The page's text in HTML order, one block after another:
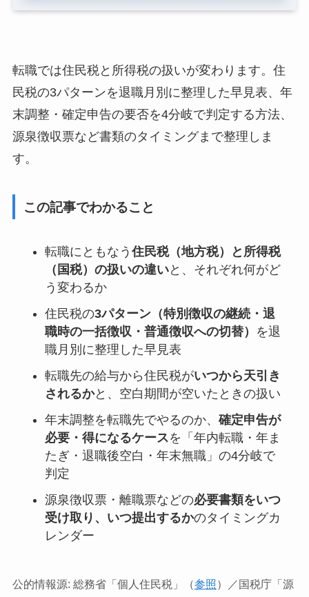
転職では住民税と所得税の扱いが変わります。住
民税の3パターンを退職月別に整理した早見表、年
末調整・確定申告の要否を4分岐で判定する方法、
源泉徴収票など書類のタイミングまで整理しま
す。
この記事でわかること
転職にともなう 住民税（地方税）と所得税
（国税）の扱いの違いと、それぞれ何がど
う変わるか
住民税の3パターン（特別徴収の継続・退
職時の一括徴収・普通徴収への切替）
を退
職月別に整理した早見表
転職先の給与から住民税がいつから天引き
されるかと、空白期間が空いたときの扱い
年末調整を転職先でやるのか、 確定申告が
必要・得になるケースを「年内転職・年ま
たぎ・退職後空白・年末無職」の4分岐で
判定
源泉徴収票・離職票などの必要書類をいつ
受け取り、いつ提出するかのタイミングカ
レンダー
公的情報源: 総務省「個人住民税」（参照）／国税庁「源